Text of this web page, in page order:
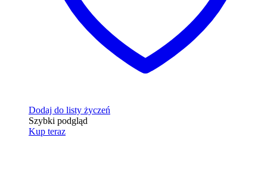
Dodaj do listy życzeń
Szybki podgląd
Kup teraz